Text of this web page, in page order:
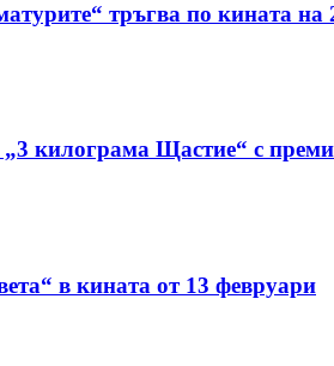
тръгва по кината на
килограма Щастие“ с
в кината от 13 февруари